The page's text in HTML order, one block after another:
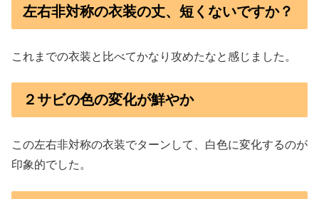
左右非対称の衣装の丈、短くないですか？
これまでの衣装と比べてかなり攻めたなと感じました。
２サビの色の変化が鮮やか
この左右非対称の衣装でターンして、白色に変化するのが
印象的でした。